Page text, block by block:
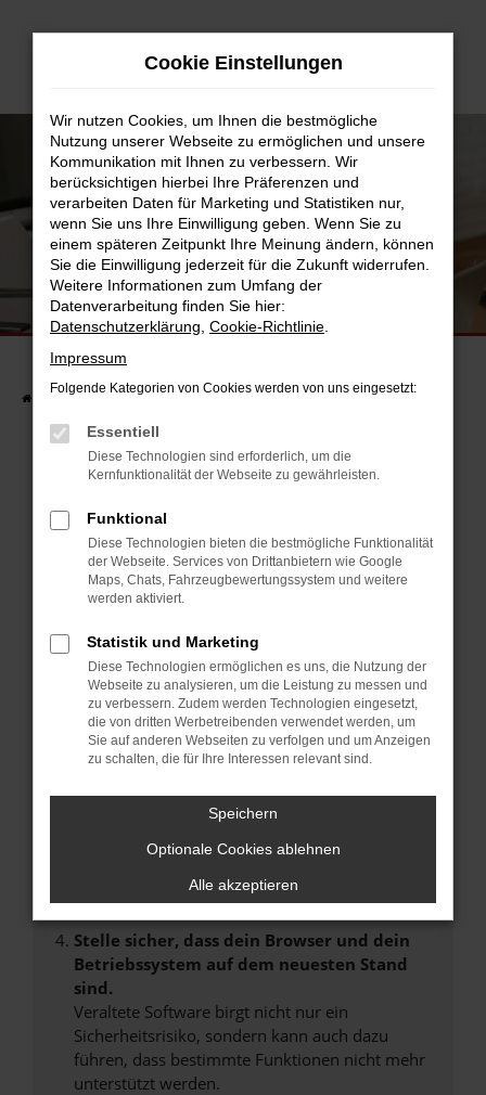
Zum
UNSERE FAHRZEUGSUCHE
FINDEN SIE JETZT IHR TRAUMAUTO.
Startseite Fahrzeuge Fahrzeugsuche
FEHLER: NETWORK ERROR
Beim Laden ist ein Fehler aufgetreten.
Hier sind ein paar Tipps, die dir helfen können:
Überprüfe deine Firewall und deine
Laden andere Webseiten, zum Beispiel deine
Suchmaschine?
Prüfe deine Browsererweiterungen.
Manche Erweiterungen, wie Werbeblocker,
können das Laden bestimmter Seiten
anderen Browser oder in einem privaten
Starte dein Gerät neu.
Das kann manchmal helfen, vorübergehende
Probleme zu beheben.
Stelle sicher, dass dein Browser und dein
Betriebssystem auf dem neuesten Stand
sind.
Veraltete Software birgt nicht nur ein
Sicherheitsrisiko, sondern kann auch dazu
führen, dass bestimmte Funktionen nicht mehr
unterstützt werden.
Cookie Einstellungen
Wir nutzen Cookies, um Ihnen die bestmögliche
Nutzung unserer Webseite zu ermöglichen und unsere
Kommunikation mit Ihnen zu verbessern. Wir
berücksichtigen hierbei Ihre Präferenzen und
verarbeiten Daten für Marketing und Statistiken nur,
wenn Sie uns Ihre Einwilligung geben. Wenn Sie zu
einem späteren Zeitpunkt Ihre Meinung ändern, können
Sie die Einwilligung jederzeit für die Zukunft widerrufen.
Weitere Informationen zum Umfang der
Datenverarbeitung finden Sie hier:
Datenschutzerklärung Cookie-Richtlinie
Impressum
Folgende Kategorien von Cookies werden von uns eingesetzt:
Essentiell
Diese Technologien sind erforderlich, um die
Kernfunktionalität der Webseite zu gewährleisten.
Funktional
Diese Technologien bieten die bestmögliche Funktionalität
der Webseite. Services von Drittanbietern wie Google
Maps, Chats, Fahrzeugbewertungssystem und weitere
werden aktiviert.
Statistik und Marketing
Diese Technologien ermöglichen es uns, die Nutzung der
Webseite zu analysieren, um die Leistung zu messen und
zu verbessern. Zudem werden Technologien eingesetzt,
die von dritten Werbetreibenden verwendet werden, um
Sie auf anderen Webseiten zu verfolgen und um Anzeigen
zu schalten, die für Ihre Interessen relevant sind.
Speichern
Optionale Cookies ablehnen
Alle akzeptieren